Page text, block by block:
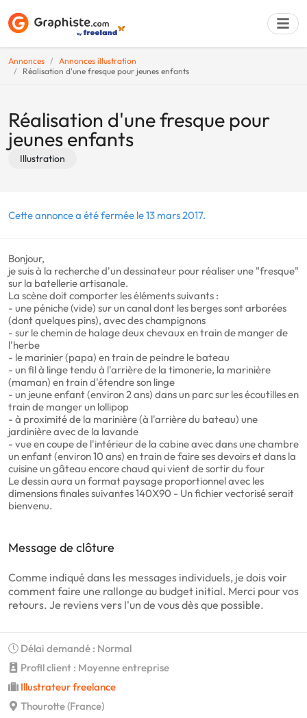
Annonces
Annonces illustration
Réalisation d'une fresque pour jeunes enfants
Réalisation d'une fresque pour
jeunes enfants
Illustration
Cette annonce a été fermée le 13 mars 2017.
Bonjour,
je suis à la recherche d'un dessinateur pour réaliser une "fresque"
sur la batellerie artisanale.
La scène doit comporter les éléments suivants :
- une péniche (vide) sur un canal dont les berges sont arborées
(dont quelques pins), avec des champignons
- sur le chemin de halage deux chevaux en train de manger de
l'herbe
- le marinier (papa) en train de peindre le bateau
- un fil à linge tendu à l'arrière de la timonerie, la marinière
(maman) en train d'étendre son linge
- un jeune enfant (environ 2 ans) dans un parc sur les écoutilles en
train de manger un lollipop
- à proximité de la marinière (à l'arrière du bateau) une
jardinière avec de la lavande
- vue en coupe de l'intérieur de la cabine avec dans une chambre
un enfant (environ 10 ans) en train de faire ses devoirs et dans la
cuisine un gâteau encore chaud qui vient de sortir du four
Le dessin aura un format paysage proportionnel avec les
dimensions finales suivantes 140X90 - Un fichier vectorisé serait
bienvenu.
Message de clôture
Comme indiqué dans les messages individuels, je dois voir
comment faire une rallonge au budget initial. Merci pour vos
retours. Je reviens vers l'un de vous dès que possible.
Délai demandé : Normal
Profil client : Moyenne entreprise
Illustrateur freelance
Thourotte (France)